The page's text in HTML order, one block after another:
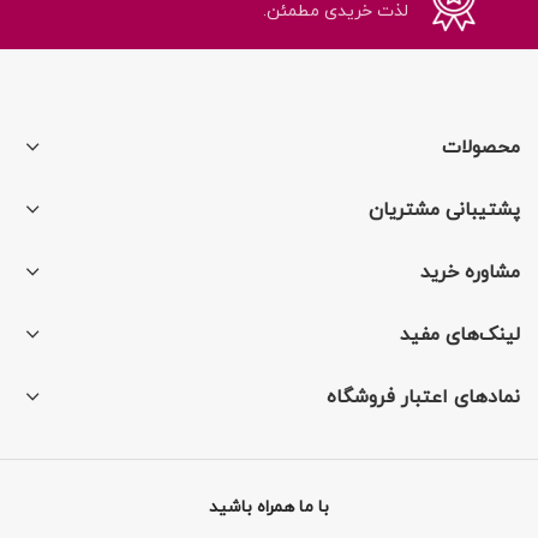
لذت خریدی مطمئن.
محصولات
پشتیبانی مشتریان
مشاوره خرید
لینک‌های مفید
نمادهای اعتبار فروشگاه
با ما همراه باشید